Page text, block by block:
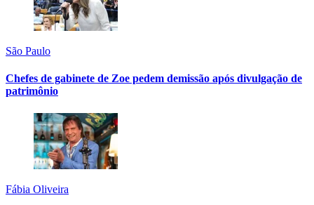
São Paulo
Chefes de gabinete de Zoe pedem demissão após divulgação de
patrimônio
Fábia Oliveira